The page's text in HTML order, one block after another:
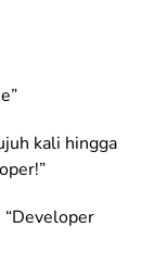
kali hingga
“Developer